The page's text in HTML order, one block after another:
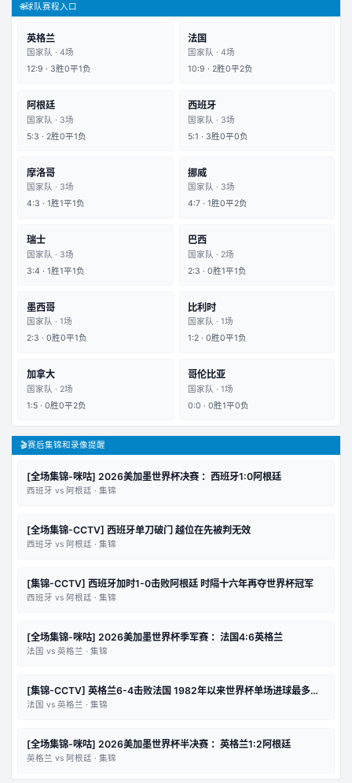
🌐球队赛程入口
英格兰
国家队 · 4场
12:9 · 3胜0平1负
法国
国家队 · 4场
10:9 · 2胜0平2负
阿根廷
国家队 · 3场
5:3 · 2胜0平1负
西班牙
国家队 · 3场
5:1 · 3胜0平0负
摩洛哥
国家队 · 3场
4:3 · 1胜1平1负
挪威
国家队 · 3场
4:7 · 1胜0平2负
瑞士
国家队 · 3场
3:4 · 1胜1平1负
巴西
国家队 · 2场
2:3 · 0胜1平1负
墨西哥
国家队 · 1场
2:3 · 0胜0平1负
比利时
国家队 · 1场
1:2 · 0胜0平1负
加拿大
国家队 · 2场
1:5· 0胜0平2负
哥伦比亚
国家队 · 1场
0:0 · 0胜1平0负
🎬赛后集锦和录像提醒
[全场集锦-咪咕] 2026美加墨世界杯决赛 ：西班牙1:0阿根廷
西班牙 vs 阿根廷 · 集锦
[全场集锦-CCTV] 西班牙单刀破门 越位在先被判无效
西班牙 vs 阿根廷 · 集锦
[集锦-CCTV] 西班牙加时1-0击败阿根廷 时隔十六年再夺世界杯冠军
西班牙 vs 阿根廷 · 集锦
[全场集锦-咪咕] 2026美加墨世界杯季军赛 ：法国4:6英格兰
法国 vs 英格兰 · 集锦
[集锦-CCTV] 英格兰6-4击败法国 1982年以来世界杯单场进球最多比
赛
法国 vs 英格兰 · 集锦
[全场集锦-咪咕] 2026美加墨世界杯半决赛 ：英格兰1:2阿根廷
英格兰 vs 阿根廷 · 集锦